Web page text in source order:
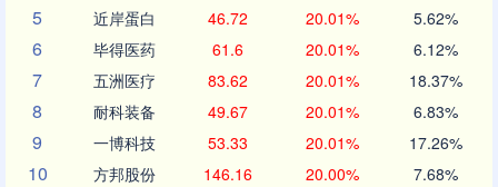
5 近岸蛋白 46.72 20.01% 5.62%
6 毕得医药 61.6 20.01% 6.12%
7 五洲医疗 83.62 20.01% 18.37%
8 耐科装备 49.67 20.01% 6.83%
9 一博科技 53.33 20.01% 17.26%
10 方邦股份 146.16 20.00% 7.68%